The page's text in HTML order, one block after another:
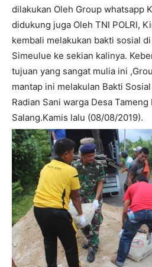
dilakukan Oleh Group whatsapp
didukung juga Oleh TNI POLRI,
kembali melakukan bakti sosial
Simeulue ke sekian kalinya.
tujuan yang sangat mulia ini
mantap ini melakulan Bakti
Radian Sani warga Desa Tameng
Salang.Kamis lalu (08/08/2019).